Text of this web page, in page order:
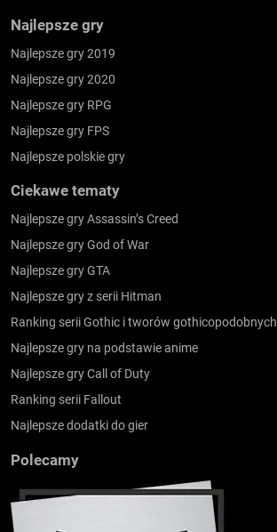
Najlepsze gry
Najlepsze gry 2019
Najlepsze gry 2020
Najlepsze gry RPG
Najlepsze gry FPS
Najlepsze polskie gry
Ciekawe tematy
Najlepsze gry Assassin’s Creed
Najlepsze gry God of War
Najlepsze gry GTA
Najlepsze gry z serii Hitman
Ranking serii Gothic i tworów gothicopodobnych
Najlepsze gry na podstawie anime
Najlepsze gry Call of Duty
Ranking serii Fallout
Najlepsze dodatki do gier
Polecamy